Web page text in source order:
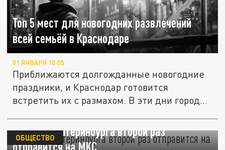
Топ 5 мест для новогодних развлечений
всей семьёй в Краснодаре
01 ЯНВАРЯ 10:05
Приближаются долгожданные новогодние
праздники, и Краснодар готовится
встретить их с размахом. В эти дни город...
Житель Екатеринбурга второй раз
отправится на МКС
ОБЩЕСТВО